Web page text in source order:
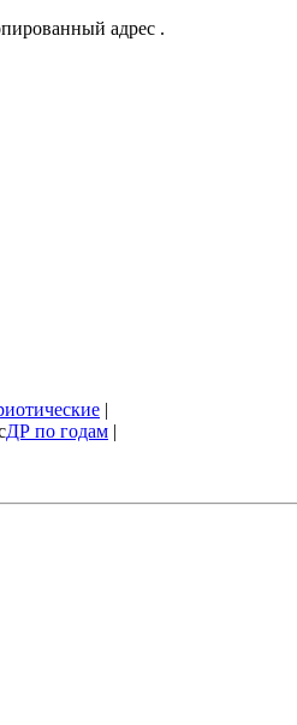
адрес .
|
ДР по годам |